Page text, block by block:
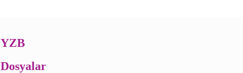
YZB
Dosyalar